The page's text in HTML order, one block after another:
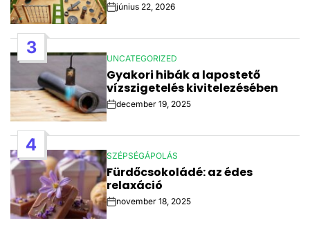
Post
Date
június 22, 2026
3
POSTED
IN
UNCATEGORIZED
Gyakori hibák a lapostető
vízszigetelés kivitelezésében
Post
Date
december 19, 2025
4
POSTED
IN
SZÉPSÉGÁPOLÁS
Fürdőcsokoládé: az édes
relaxáció
Post
Date
november 18, 2025